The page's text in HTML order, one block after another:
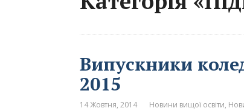
Випускники
2015
14 Жовтня, 2014 Новини вищої освіти,